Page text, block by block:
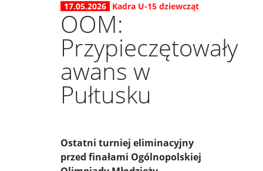
17.05.2026 Kadra U-15 dziewcząt
OOM:
Przypieczętowały
awans w
Pułtusku
Ostatni turniej eliminacyjny
przed finałami Ogólnopolskiej